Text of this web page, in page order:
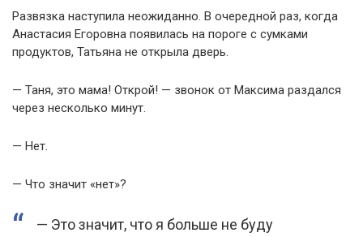
Развязка наступила неожиданно. В очередной раз, когда
Анастасия Егоровна появилась на пороге с сумками
продуктов, Татьяна не открыла дверь.
— Таня, это мама! Открой! — звонок от Максима раздался
через несколько минут.
— Нет.
— Что значит «нет»?
— Это значит, что я больше не буду